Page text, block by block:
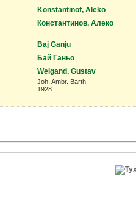
Konstantinof, Aleko
Константинов, Алеко
Baj Ganju
Бай Ганьо
Weigand, Gustav
Joh. Ambr. Barth
1928